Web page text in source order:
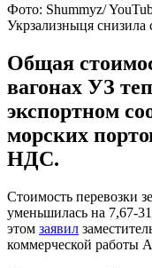
Фото: Shummyz/
Укрзализныця снизила
Общая
вагонах УЗ
экспортном
морских
НДС.
Стоимость перевозки
уменьшилась на 7,67-
этом заявил
коммерческой работы